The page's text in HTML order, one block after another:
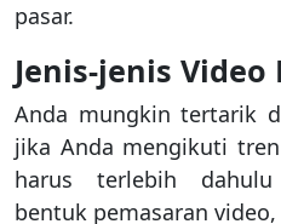
pasar.
Jenis-jenis
Anda mungkin tertarik
jika Anda mengikuti
harus terlebih
bentuk pemasaran